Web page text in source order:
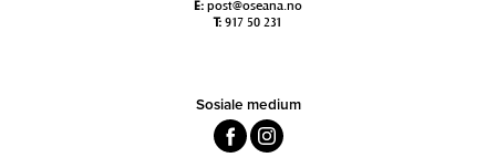
E: post@oseana.no
T: 917 50 231
Sosiale medium